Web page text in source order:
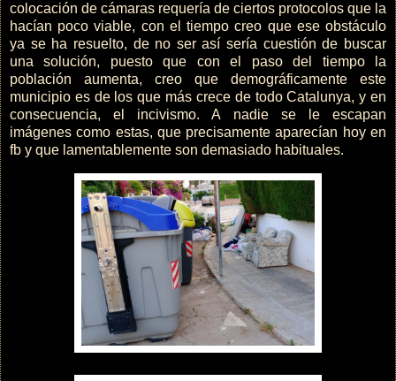
colocación de cámaras requería de ciertos protocolos que la
hacían poco viable, con el tiempo creo que ese obstáculo
ya se ha resuelto, de no ser así sería cuestión de buscar
una solución, puesto que con el paso del tiempo la
población aumenta, creo que demográficamente este
municipio es de los que más crece de todo Catalunya, y en
consecuencia, el incivismo. A nadie se le escapan
imágenes como estas, que precisamente aparecían hoy en
fb y que lamentablemente son demasiado habituales.